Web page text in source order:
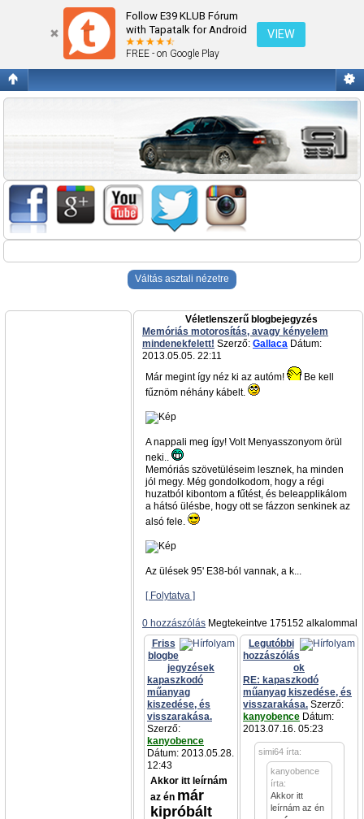
Follow E39 KLUB Fórum
with Tapatalk for Android
FREE - on Google Play
VIEW
BMW felújítások építések
Váltás asztali nézetre
Véletlenszerű blogbejegyzés
Memóriás motorosítás, avagy kényelem
mindenekfelett! Szerző: Gallaca Dátum:
2013.05.05. 22:11
Már megint így néz ki az autóm!
Be kell
fűznöm néhány kábelt.
A nappali meg így! Volt Menyasszonyom örül
neki..
Memóriás szövetüléseim lesznek, ha minden
jól megy. Még gondolkodom, hogy a régi
huzatból kibontom a fűtést, és beleapplikálom
a hátsó ülésbe, hogy ott se fázzon senkinek az
alsó fele.
Az ülések 95' E38-ból vannak, a k...
[ Folytatva ]
0 hozzászólás Megtekeintve 175152 alkalommal
Friss
blogbe
jegyzések
kapaszkodó
műanyag
kiszedése, és
visszarakása.
Szerző:
kanyobence
Dátum: 2013.05.28.
12:43
Akkor itt leírnám
az én már
kipróbált
Legutóbbi
hozzászólás
ok
RE: kapaszkodó
műanyag kiszedése, és
visszarakása. Szerző:
kanyobence Dátum:
2013.07.16. 05:23
simi64 írta:
kanyobence
írta:
Akkor itt
leírnám az én